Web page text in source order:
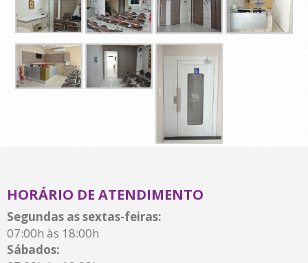
HORÁRIO DE ATENDIMENTO
Segundas as sextas-feiras:
07:00h às 18:00h
Sábados: